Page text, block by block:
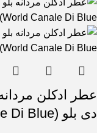
عطر ادکلن
دی بلو (Fragrance World Canale Di Blue)